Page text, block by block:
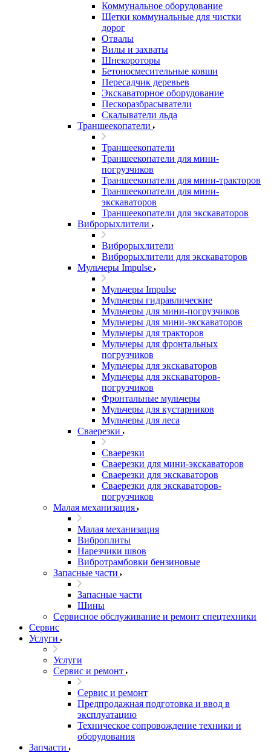
Коммунальное оборудование
Щетки коммунальные для чистки
дорог
Отвалы
Вилы и захваты
Шнекороторы
Бетоносмесительные ковши
Пересадчик деревьев
Экскаваторное оборудование
Пескоразбрасыватели
Скалыватели льда
Траншеекопатели
Траншеекопатели
Траншеекопатели для мини-
погрузчиков
Траншеекопатели для мини-тракторов
Траншеекопатели для мини-
экскаваторов
Траншеекопатели для экскаваторов
Виброрыхлители
Виброрыхлители
Виброрыхлители для экскаваторов
Мульчеры Impulse
Мульчеры Impulse
Мульчеры гидравлические
Мульчеры для мини-погрузчиков
Мульчеры для мини-экскаваторов
Мульчеры для тракторов
Мульчеры для фронтальных
погрузчиков
Мульчеры для экскаваторов
Мульчеры для экскаваторов-
погрузчиков
Фронтальные мульчеры
Мульчеры для кустарников
Мульчеры для леса
Сваерезки
Сваерезки
Сваерезки для мини-экскаваторов
Сваерезки для экскаваторов
Сваерезки для экскаваторов-
погрузчиков
Малая механизация
Малая механизация
Виброплиты
Нарезчики швов
Вибротрамбовки бензиновые
Запасные части
Запасные части
Шины
Сервисное обслуживание и ремонт спецтехники
Сервис
Услуги
Услуги
Сервис и ремонт
Сервис и ремонт
Предпродажная подготовка и ввод в
эксплуатацию
Техническое сопровождение техники и
оборудования
Запчасти